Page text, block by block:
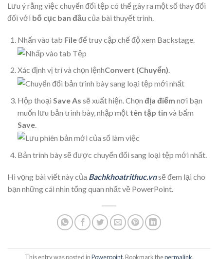
Lưu ý rằng việc chuyển đổi tệp có thể gây ra một số thay đổi
đối với bố cục ban đầu của bài thuyết trình.
Nhấn vào tab Fileđể truy cập chế độ xem Backstage.
Xác định vị trí và chọn lệnhConvert (Chuyển).
Hộp thoại Save As sẽ xuất hiện. Chọn địa điểm nơi bạn
muốn lưu bản trình bày, nhập một tên tập tin và bấm
Save.
Bản trình bày sẽ được chuyển đổi sang loại tệp mới nhất.
Hi vọng bài viết này của Bachkhoatrithuc.vnsẽ đem lại cho
bạn những cái nhìn tổng quan nhất về PowerPoint.
This entry was posted inPowerpoint. Bookmark thepermalink.